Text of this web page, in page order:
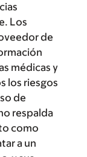
Los
de
médicas y
los riesgos
de
respalda
como
a un